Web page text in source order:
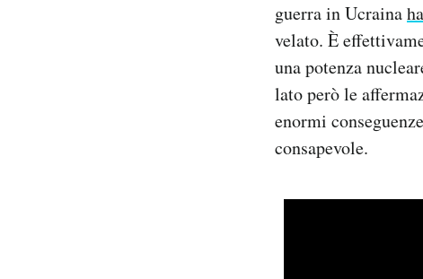
guerra in Ucraina
velato. È
una potenza
lato però le
enormi
consapevole.